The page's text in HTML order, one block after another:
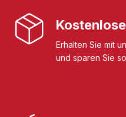
Erhalten Sie mit
und sparen Sie